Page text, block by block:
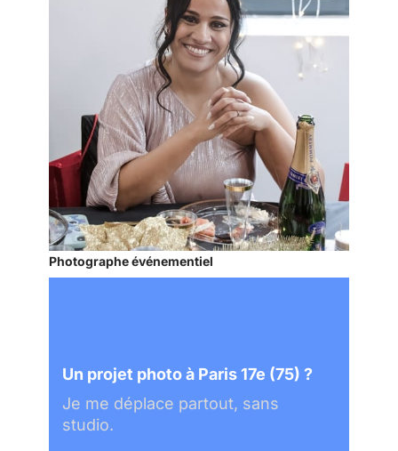
Photographe événementiel
Un projet photo à Paris 17e (75) ?
Je me déplace partout, sans
studio.